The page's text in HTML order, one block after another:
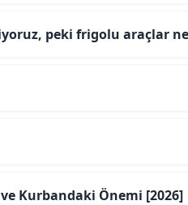
peki frigolu araçlar
Kurbandaki Önemi [2026]